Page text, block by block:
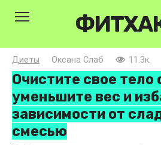
Диеты Оксана Слаб 11.3к.
Очистите свое тело
уменьшите вес и
зависимости от
смесью